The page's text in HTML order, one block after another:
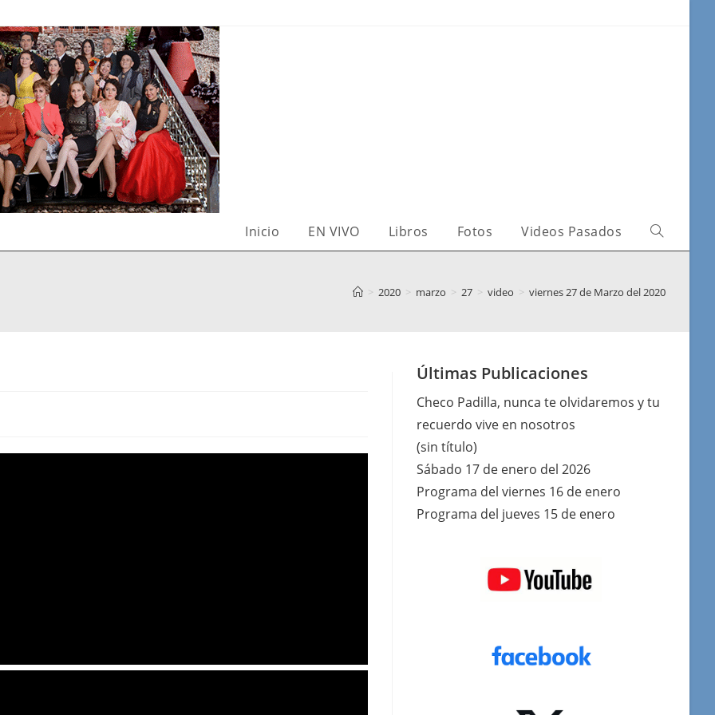
Inicio EN VIVO Libros Fotos Videos Pasados
> 2020 > marzo > 27 > video > viernes 27 de Marzo del 2020
Últimas Publicaciones
Checo Padilla, nunca te olvidaremos y tu
recuerdo vive en nosotros
(sin título)
Sábado 17 de enero del 2026
Programa del viernes 16 de enero
Programa del jueves 15 de enero